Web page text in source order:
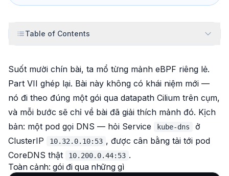
Toàn Node
Table of Contents
Suốt mười chín bài, ta mổ từng mảnh eBPF riêng lẻ.
Part VII ghép lại. Bài này không có khái niệm mới —
nó đi theo đúng một gói qua datapath Cilium trên cụm,
và mỗi bước sẽ chỉ về bài đã giải thích mảnh đó. Kịch
bản: một pod gọi DNS — hỏi Service
kube-dns
ở
ClusterIP
10.32.0.10:53 , được cân bằng tải tới pod
CoreDNS thật
10.200.0.44:53 .
Toàn cảnh: gói đi qua những gì